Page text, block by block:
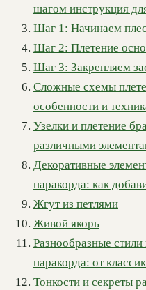
шагом инструкция
Шаг 1: Начинаем
Шаг 2: Плетение
Шаг 3: Закрепляем
Сложные схемы
особенности и
Узелки и плетение
различными
Декоративные
паракорда: как
Жгут из петлями
Живой якорь
Разнообразные стили
паракорда: от
Тонкости и секреты